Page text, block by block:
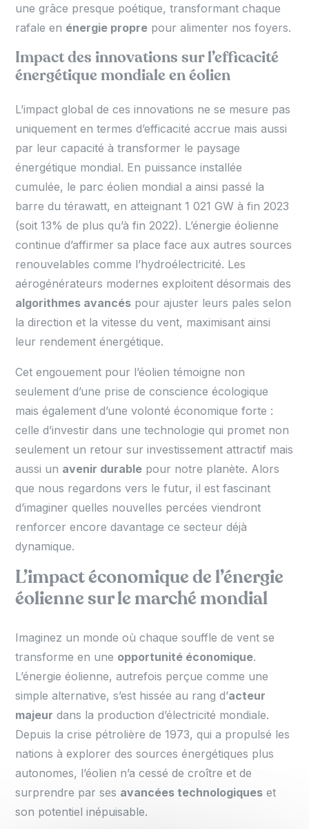
une grâce presque poétique, transformant chaque
rafale en énergie propre pour alimenter nos foyers.
Impact des innovations sur l’efficacité
énergétique mondiale en éolien
L’impact global de ces innovations ne se mesure pas
uniquement en termes d’efficacité accrue mais aussi
par leur capacité à transformer le paysage
énergétique mondial. En puissance installée
cumulée, le parc éolien mondial a ainsi passé la
barre du térawatt, en atteignant 1 021 GW à fin 2023
(soit 13% de plus qu’à fin 2022). L’énergie éolienne
continue d’affirmer sa place face aux autres sources
renouvelables comme l’hydroélectricité. Les
aérogénérateurs modernes exploitent désormais des
algorithmes avancés pour ajuster leurs pales selon
la direction et la vitesse du vent, maximisant ainsi
leur rendement énergétique.
Cet engouement pour l’éolien témoigne non
seulement d’une prise de conscience écologique
mais également d’une volonté économique forte :
celle d’investir dans une technologie qui promet non
seulement un retour sur investissement attractif mais
aussi un avenir durable pour notre planète. Alors
que nous regardons vers le futur, il est fascinant
d’imaginer quelles nouvelles percées viendront
renforcer encore davantage ce secteur déjà
dynamique.
L’impact économique de l’énergie
éolienne sur le marché mondial
Imaginez un monde où chaque souffle de vent se
transforme en une opportunité économique.
L’énergie éolienne, autrefois perçue comme une
simple alternative, s’est hissée au rang d’acteur
majeur dans la production d’électricité mondiale.
Depuis la crise pétrolière de 1973, qui a propulsé les
nations à explorer des sources énergétiques plus
autonomes, l’éolien n’a cessé de croître et de
surprendre par ses avancées technologiques et
son potentiel inépuisable.